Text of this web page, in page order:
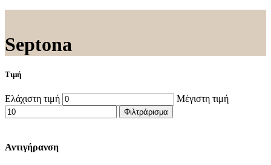
Septona
Τιμή
Ελάχιστη τιμή Μέγιστη τιμή
Φιλτράρισμα
Αντιγήρανση